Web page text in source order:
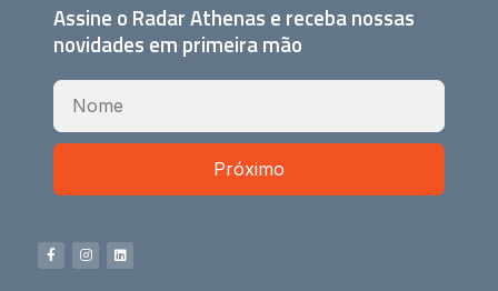
Assine o Radar Athenas e receba nossas
novidades em primeira mão
Próximo